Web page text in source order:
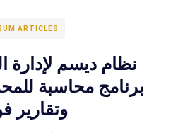
ARTICLES
نظام ديسم لإدارة
برنامج محاسبة
وتقارير